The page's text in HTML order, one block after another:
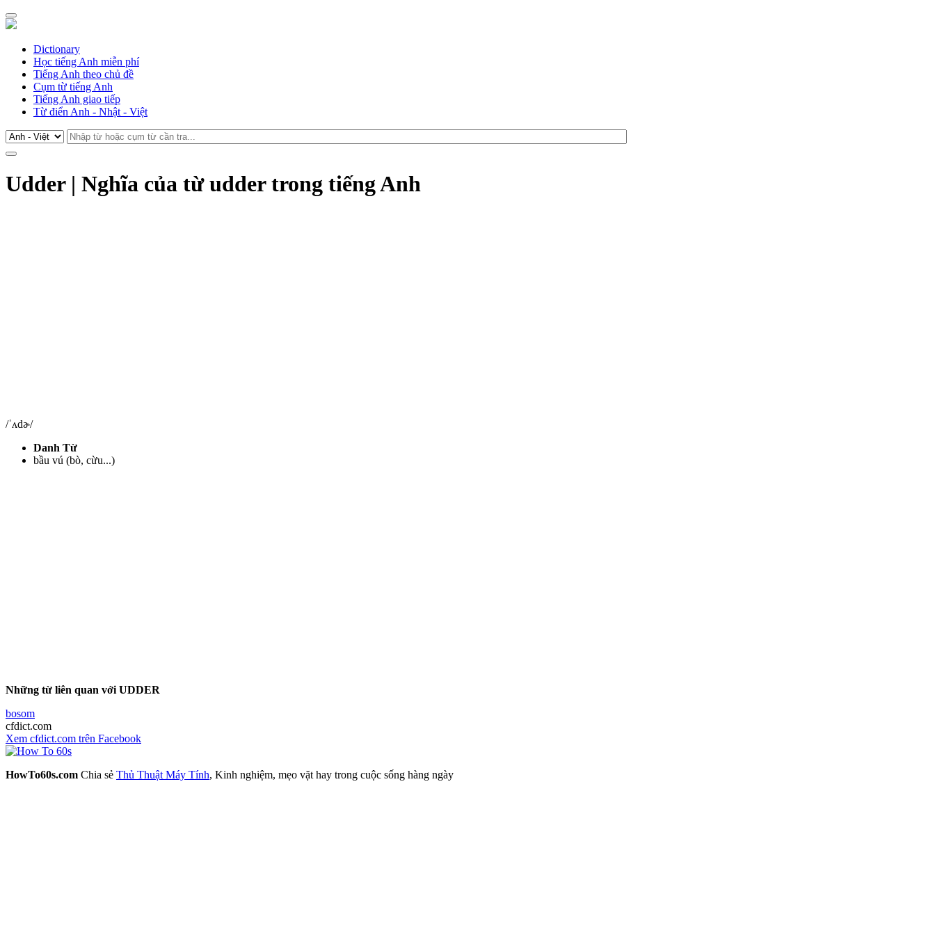
Dictionary
Học tiếng Anh miễn phí
Tiếng Anh theo chủ đề
Cụm từ tiếng Anh
Tiếng Anh giao tiếp
Từ điển Anh - Nhật - Việt
Udder | Nghĩa của từ udder trong tiếng Anh
/ˈʌdɚ/
Danh Từ
bầu vú (bò, cừu...)
Những từ liên quan với UDDER
bosom
cfdict.com
Xem cfdict.com trên Facebook
HowTo60s.com Chia sẻ Thủ Thuật Máy Tính, Kinh nghiệm, mẹo vặt hay trong cuộc sống hàng ngày